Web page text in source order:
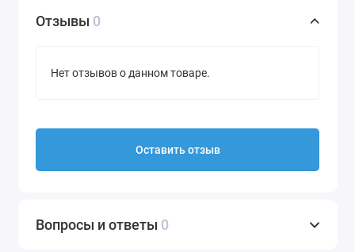
Отзывы 0
Нет отзывов о данном товаре.
Оставить отзыв
Вопросы и ответы 0